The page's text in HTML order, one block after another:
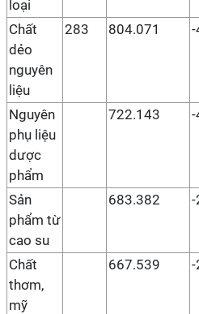
loại
Chất
dẻo
nguyên
liệu
283 804.071 -
Nguyên
phụ liệu
dược
phẩm
722.143 -
Sản
phẩm từ
cao su
683.382 -
Chất
thơm,
mỹ
667.539 -